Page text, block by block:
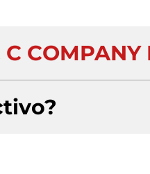
C COMPANY